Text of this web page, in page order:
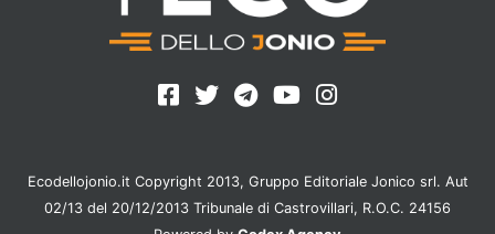
Ecodellojonio.it Copyright 2013, Gruppo Editoriale Jonico srl. Aut
02/13 del 20/12/2013 Tribunale di Castrovillari, R.O.C. 24156